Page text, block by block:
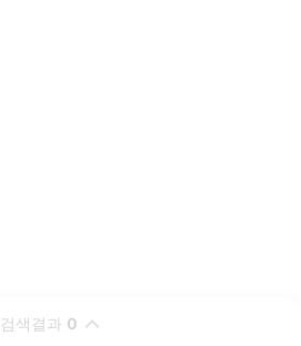
검색결과 0